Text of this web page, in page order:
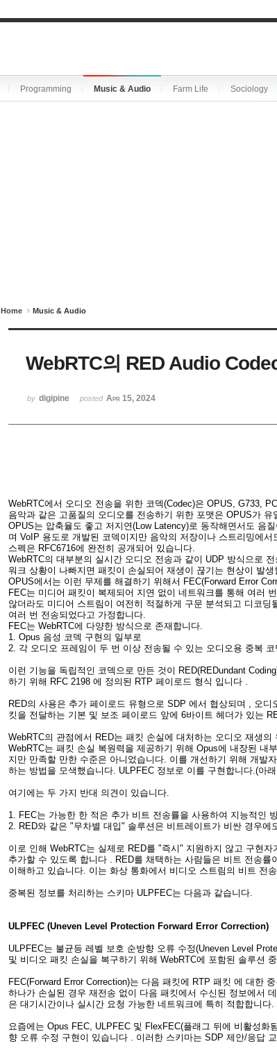
Programming Music & Audio Farm Life Sociology
Home Music & Audio
WebRTC의 RED Audio
by digipine posted Apr 15, 2024
WebRTC에서 오디오 전송을 위한 코덱(Codec)은 OPUS, G733,
음악과 같은 고품질의 오디오를 전송하기 위한 포맷은 OPUS가 유
OPUS는 압축율도 좋고 저지연(Low Latency)로 동작해면서도 음
며 VoIP 용도로 개발된 코덱이지만 음악의 저장이나 스트리밍에
스펙은 RFC6716에 완전히 공개되어 있습니다.
WebRTC의 대부분의 실시간 오디오 전송과 같이 UDP 방식으로
워크 상황이 나빠지면 패킷이 손실되어 재생이 끊기는 현상이 발생
OPUS에서는 이런 무제를 해결하기 위해서 FEC(Forward Error
FEC는 미디어 패킷이 복제되어 지연 없이 네트워크를 통해 여러
않더라도 미디어 스트림이 여전히 적절하게 구문 분석되고 디코
여러 번 전송되었다고 가정합니다.
FEC는 WebRTC에 다양한 방식으로 존재합니다.
1. Opus 음성 코덱 구현의 일부로
2. 각 오디오 프레임이 두 번 이상 전송될 수 있는 오디오용 중복 코
이런 기능을 독립적인 코덱으로 만든 것이 RED(REDundant
하기 위해 RFC 2198 에 정의된 RTP 페이로드 형식 입니다 .
RED의 사용은 추가 페이로드 유형으로 SDP 에서 협상되며 , 오
킷을 전달하는 기본 및 보조 페이로드 앞에 6바이트 헤더가 있는
WebRTC의 관점에서 RED는 패킷 손실에 대처하는 오디오 재생
WebRTC는 패킷 손실 복원력을 제공하기 위해 Opus에 내장된 내
지만 만족할 만한 수준은 아니었습니다. 이를 개선하기 위해 개발
하는 방법을 모색했습니다. ULPFEC 정보로 이를 구현합니다.(아
여기에는 두 가지 반대 의견이 있습니다.
1. FEC는 가능한 한 적은 추가 비트 전송률을 사용하여 지능적인
2. RED와 같은 "무차별 대입" 솔루션은 비트레이트가 비싼 경우에
이로 인해 WebRTC는 실제로 RED를 "즉시" 지원하지 않고 구현
추가할 수 있도록 합니다 . RED를 채택하는 사람들은 비트 전송
이해하고 있습니다. 이는 화상 통화에서 비디오 스트림의 비트 전
중복된 정보를 처리하는 스키마 ULPFEC는 다음과 같습니다.
ULPFEC (Uneven Level Protection Forward Error Correction)
ULPFEC는 불균등 레벨 보호 순방향 오류 수정(Uneven Level
및 비디오 패킷 손실을 복구하기 위해 WebRTC에 포함된 솔루션
FEC(Forward Error Correction)는 다음 패킷에 RTP 패킷 에 대한
하나가 손실된 경우 재전송 없이 다음 패킷에서 수신된 정보에서
은 대기시간이나 실시간 요청 가능한 네트워크에 특히 적합합니다.
요즘에는 Opus FEC, ULPFEC 및 FlexFEC(플래그 뒤에 비활성
향 오류 수정 구현이 있습니다 . 이러한 스키마는 SDP 제안/응답 교